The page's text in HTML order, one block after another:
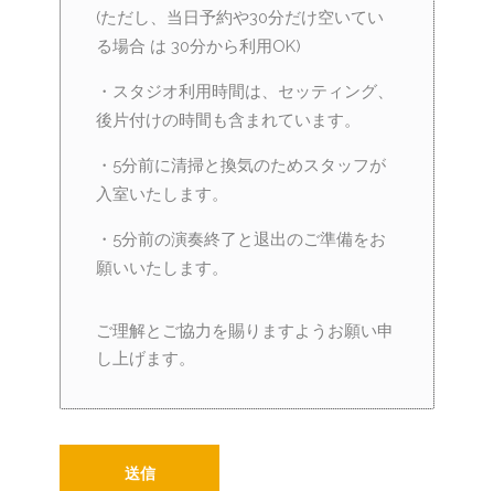
(ただし、当日予約や30分だけ空いてい
る場合 は 30分から利用OK)
・スタジオ利用時間は、セッティング、
後片付けの時間も含まれています。
・5分前に清掃と換気のためスタッフが
入室いたします。
・5分前の演奏終了と退出のご準備をお
願いいたします。
ご理解とご協力を賜りますようお願い申
し上げます。